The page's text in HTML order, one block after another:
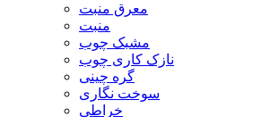
معرق منبت
منبت
مشبک چوب
نازک کاری چوب
گره چینی
سوخت نگاری
خراطی